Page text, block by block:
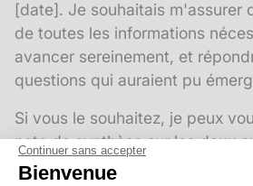
Continuer sans accepter
Bienvenue
[date]. Je souhaitais m'assurer
de toutes les informations
avancer sereinement, et
questions qui auraient pu
Si vous le souhaitez, je peux
note de synthèse sur les deux
semblaient retenir votre